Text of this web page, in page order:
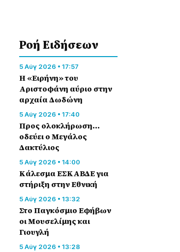
Ροή Eιδήσεων
5 Αύγ 2026 • 17:57
Η «Ειρήνη» του
Αριστοφάνη αύριο στην
αρχαία Δωδώνη
5 Αύγ 2026 • 17:40
Προς ολοκλήρωση…
οδεύει ο Μεγάλος
Δακτύλιος
5 Αύγ 2026 • 14:00
Κάλεσμα ΕΣΚΑΒΔΕ για
στήριξη στην Εθνική
5 Αύγ 2026 • 13:32
Στο Παγκόσμιο Εφήβων
οι Μουσελίμης και
Γιουγλή
5 Αύγ 2026 • 13:28